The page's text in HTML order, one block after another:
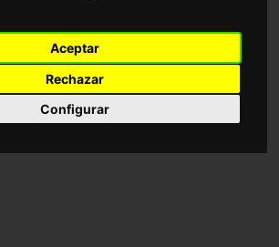
Aceptar
Rechazar
Configurar
Domingos
09:00 - 14:30
17:30 - 21:00
INSTALACIONES STUDIO BOX CFIT